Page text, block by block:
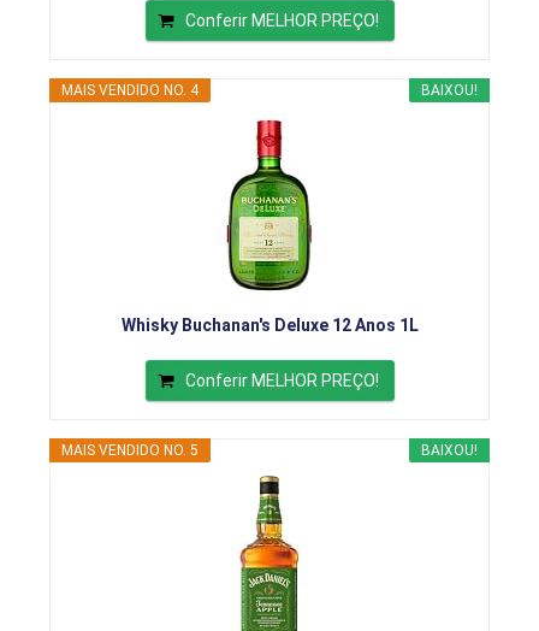
Conferir MELHOR PREÇO!
BAIXOU!
MAIS VENDIDO NO. 4
Whisky Buchanan's Deluxe 12 Anos 1L
Conferir MELHOR PREÇO!
BAIXOU!
MAIS VENDIDO NO. 5